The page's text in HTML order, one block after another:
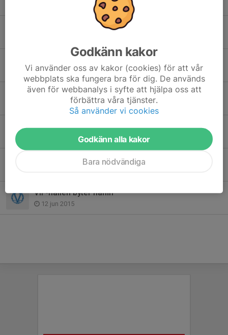
Värdegrundsambassadör - Värmdös viktigaste
27 dec 2023
Värmdö IF har sorg
17 apr 2023
Värmdö IF-familjen har sorg
Sommarfotbollsskolan en succé!
VIF-hallen byter namn
12 jun 2015
Godkänn kakor
Vi använder oss av kakor (cookies) för att vår
webbplats ska fungera bra för dig. De används
även för webbanalys i syfte att hjälpa oss att
förbättra våra tjänster.
Så använder vi cookies
Godkänn alla kakor
Bara nödvändiga